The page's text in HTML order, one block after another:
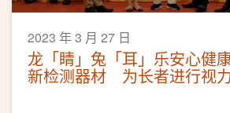
2023 年 3 月 27 日
龙「睛」兔「耳」乐安心
新检测器材 为长者进行视